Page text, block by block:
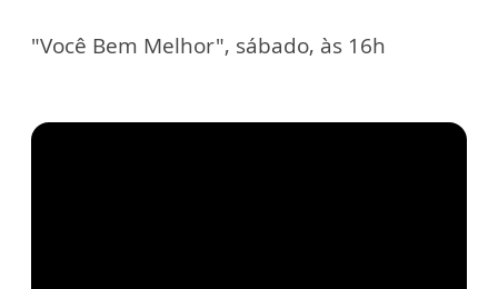
"Você Bem Melhor", sábado, às 16h